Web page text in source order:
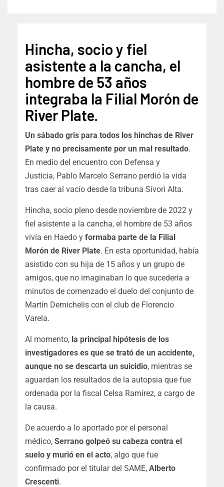
Hincha, socio y fiel
asistente a la cancha, el
hombre de 53 años
integraba la Filial Morón de
River Plate.
Un sábado gris para todos los hinchas de River
Plate y no precisamente por un mal resultado.
En medio del encuentro con Defensa y
Justicia, Pablo Marcelo Serrano perdió la vida
tras caer al vacío desde la tribuna Sívori Alta.
Hincha, socio pleno desde noviembre de 2022 y
fiel asistente a la cancha, el hombre de 53 años
vivía en Haedo y formaba parte de la Filial
Morón de River Plate. En esta oportunidad, había
asistido con su hija de 15 años y un grupo de
amigos, que no imaginaban lo que sucedería a
minutos de comenzado el duelo del conjunto de
Martín Demichelis con el club de Florencio
Varela.
Al momento, la principal hipótesis de los
investigadores es que se trató de un accidente,
aunque no se descarta un suicidio, mientras se
aguardan los resultados de la autopsia que fue
ordenada por la fiscal Celsa Ramírez, a cargo de
la causa.
De acuerdo a lo aportado por el personal
médico, Serrano golpeó su cabeza contra el
suelo y murió en el acto, algo que fue
confirmado por el titular del SAME, Alberto
Crescenti.